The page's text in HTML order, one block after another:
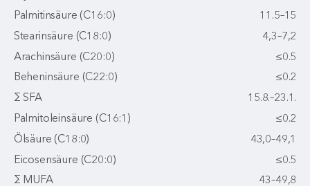
Palmitinsäure (C16:0)
11.5–15
Stearinsäure (C18:0)
4,3–7,2
Arachinsäure (C20:0)
≤0.5
Beheninsäure (C22:0)
≤0.2
Σ SFA
15.8.–23.1.
Palmitoleinsäure (C16:1)
≤0.2
Ölsäure (C18:0)
43,0–49,1
Eicosensäure (C20:0)
≤0.5
Σ MUFA
43–49,8